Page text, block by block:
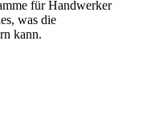
für Handwerker
was die
kann.